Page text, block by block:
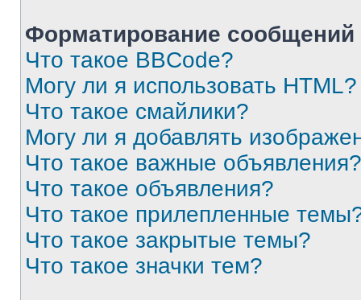
Форматирование
Что такое BBCode?
Могу ли я использовать HTML?
Что такое смайлики?
Могу ли я добавлять
Что такое важные объявления?
Что такое объявления?
Что такое прилепленные
Что такое закрытые темы?
Что такое значки тем?